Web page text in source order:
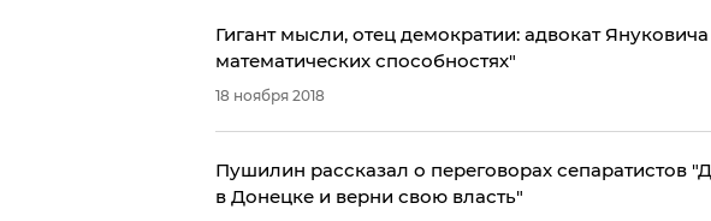
Гигант мысли, отец демократии: адвокат Януковича поведал о его "уникальных
математических способностях"
18 ноября 2018
Пушилин рассказал о переговорах сепаратистов
в Донецке и верни свою власть"